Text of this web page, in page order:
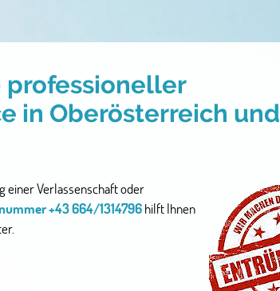
professioneller
in Oberösterreich und
einer Verlassenschaft oder
+43 664/1314796hilft Ihnen